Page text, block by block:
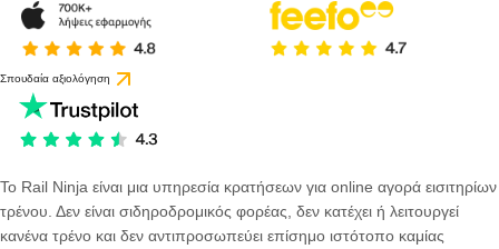
Σπουδαία αξιολόγηση
Το Rail Ninja είναι μια υπηρεσία κρατήσεων για online αγορά εισιτηρίων
τρένου. Δεν είναι σιδηροδρομικός φορέας, δεν κατέχει ή λειτουργεί
κανένα τρένο και δεν αντιπροσωπεύει επίσημο ιστότοπο καμίας